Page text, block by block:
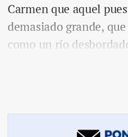
Carmen que aquel
demasiado grande,
como un río